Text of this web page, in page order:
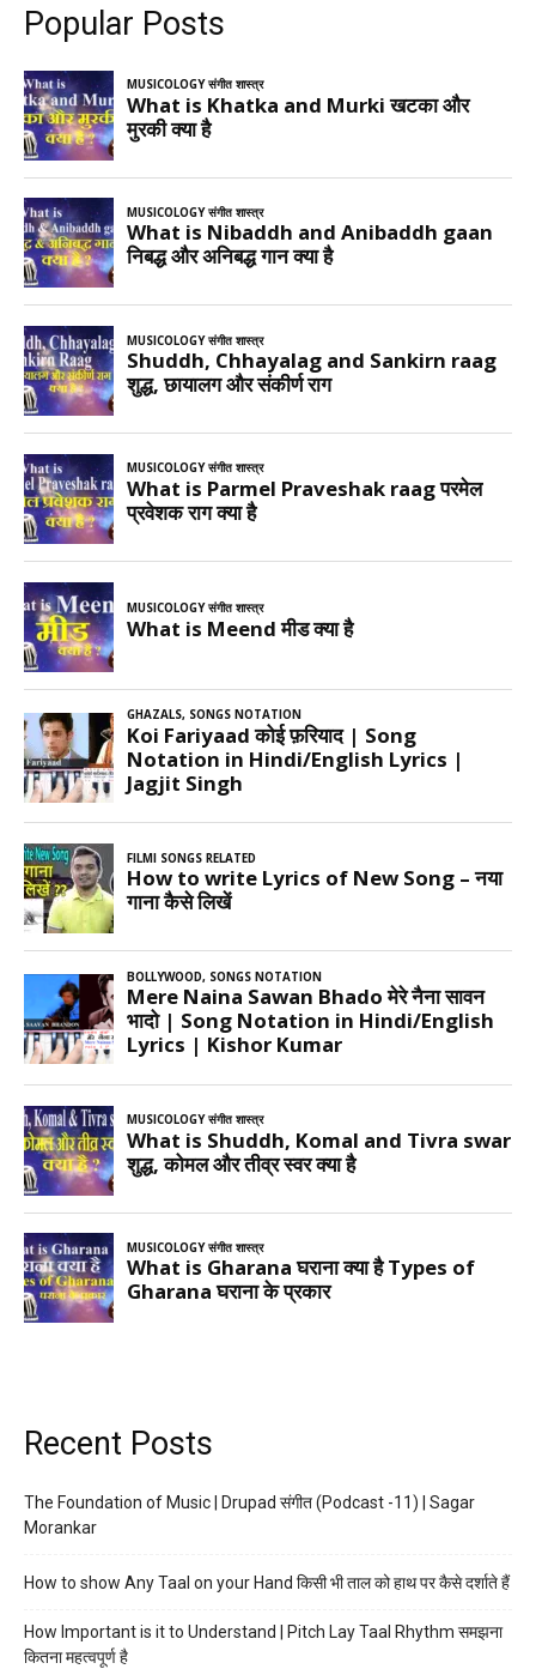
Popular Posts
Recent Posts
The Foundation of Music | Drupad संगीत (Podcast -11) | Sagar
Morankar
How to show Any Taal on your Hand किसी भी ताल को हाथ पर कैसे दर्शाते हैं
How Important is it to Understand | Pitch Lay Taal Rhythm समझना
कितना महत्वपूर्ण है